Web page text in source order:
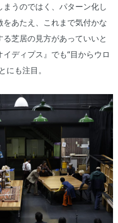
うのではく、パターン化し
あたえ、これまで気付かな
芝居の見方があっていいと
ディプス』でも“目からウロ
にも注目。